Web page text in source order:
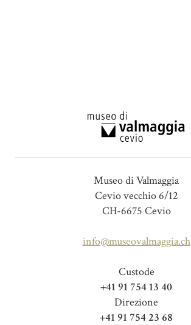
Museo di Valmaggia
Cevio vecchio 6/12
CH-6675 Cevio
info@museovalmaggia.ch
Custode
+41 91 754 13 40
Direzione
+41 91 754 23 68